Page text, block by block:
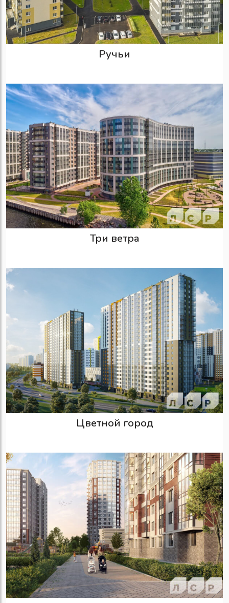
Ручьи
Три ветра
Цветной город